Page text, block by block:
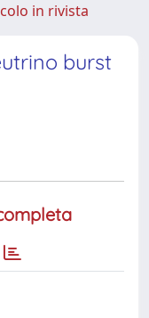
in rivista
burst